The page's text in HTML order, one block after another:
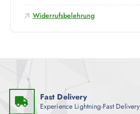
Widerrufsbelehrung
Fast Delivery
Experience Lightning-Fast Delivery